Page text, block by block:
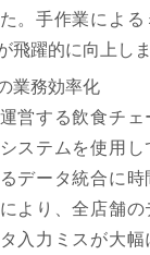
。手作業によ
飛躍的に向上しま
業務効率化
営する飲食チ
ステムを使用
データ統合に
より、全店舗
入力ミスが大